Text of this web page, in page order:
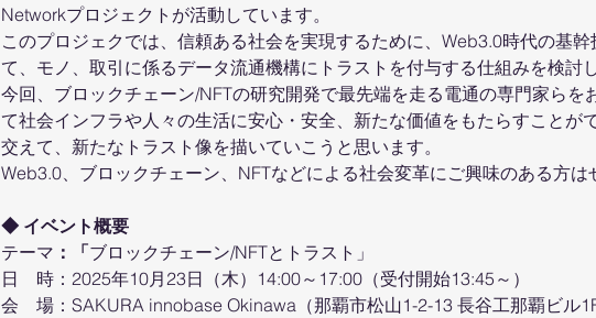
Networkプロジェクトが活動しています。
このプロジェクでは、信頼ある社会を実現するために、Web3.0時代の基
て、モノ、取引に係るデータ流通機構にトラストを付与する仕組みを検討し
今回、ブロックチェーン/NFTの研究開発で最先端を走る電通の専門家らを
て社会インフラや人々の生活に安心・安全、新たな価値をもたらすことが
交えて、新たなトラスト像を描いていこうと思います。
Web3.0、ブロックチェーン、NFTなどによる社会変革にご興味のある方は
◆ イベント概要
テーマ ：「ブロックチェーン/NFTとトラスト」
日　時：2025年10月23日（木）14:00～17:00（受付開始13:45～）
会　場：SAKURA innobase Okinawa（那覇市松山1-2-13 長谷工那覇ビル